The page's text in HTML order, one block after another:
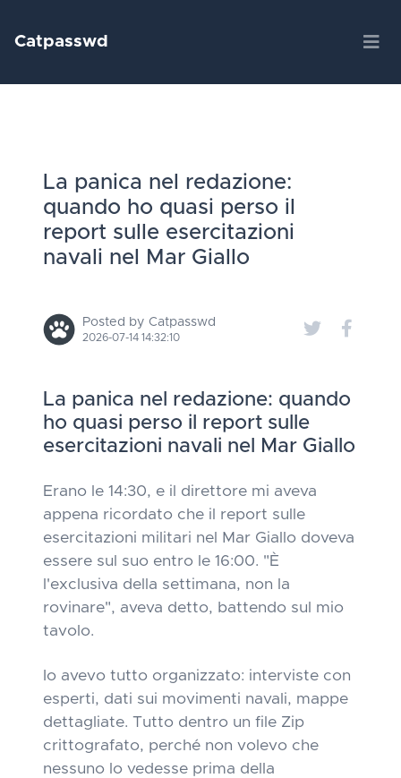
Catpasswd
La panica nel redazione:
quando ho quasi perso il
report sulle esercitazioni
navali nel Mar Giallo
Posted by Catpasswd
2026-07-14 14:32:10
La panica nel redazione: quando
ho quasi perso il report sulle
esercitazioni navali nel Mar Giallo
Erano le 14:30, e il direttore mi aveva
appena ricordato che il report sulle
esercitazioni militari nel Mar Giallo doveva
essere sul suo entro le 16:00. "È
l'exclusiva della settimana, non la
rovinare", aveva detto, battendo sul mio
tavolo.
Io avevo tutto organizzato: interviste con
esperti, dati sui movimenti navali, mappe
dettagliate. Tutto dentro un file Zip
crittografato, perché non volevo che
nessuno lo vedesse prima della